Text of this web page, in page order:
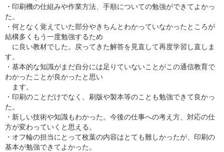
・印刷機の仕組みや作業方法、手順についての勉強ができてよかっ
た。
・何となく覚えていた部分やきちんとわかっていなかったところが
結構多くもう一度勉強するため
に良い教材でした。戻ってきた解答を見直して再度学習し直しま
す。
・基本的な知識がまだ自分には足りていないことがこの通信教育で
わかったことが良かったと思い
ます。
・印刷のことだけでなく、刷版や製本等のことも勉強できて良かっ
た。
・新しい技術や知識もわかった。今後の仕事への考え方、対応の仕
方が変わっていくと思える。
・オフ輪の担当にとって枚葉の内容はとても難しかったが、印刷の
基本が勉強できてよかった。